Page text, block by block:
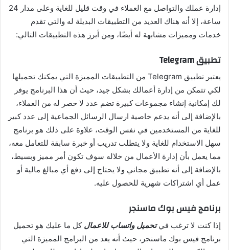
إدارة عملك والتواصل مع العملاء في وقت قليل للغاية وعلى مدار 24
ساعة، إلا أنه هناك العديد من التطبيقات البديلة له والتي تقدم
خدمات ومميزات مشابهة له أيضًا، ومن أبرز هذه التطبيقات التالي:
تطبيقTelegram
يعتبر تطبيق Telegram من التطبيقات المميزة التي يمكنك تحميلها
لكي تتمكن من إدارة أعمالك بشكل جيد، حيث أن هذا البرنامج يوفر
لك إمكانية إنشاء مجموعات كبيرة تضم عدد لا حصر له من العملاء،
بالإضافة إلى أنه يدعم خاصية ارسال الرسائل الجماعية إلى عدد كبير
للغاية من المستخدمين في نفس الوقت، علاوة على ذلك هو برنامج
سهل الاستخدام للغاية ولا يتطلب تدريب أو خبرة سابقة للتعامل معه،
مما يعمل بأن إدارة الأعمال من خلاله سوف تكون أمر مميز وبسيط،
بالإضافة إلى أنه تطبيق مجاني ولا يحتاج إلى دفع أي مبالغ مالية أو
عمل أي اشتراكات شهرية للحصول عليه.
برنامج فيس بوك ماسنجر
إذا كنت لا ترغب فيتحميل واتساب للاعمال كل ما عليك هو تحميل
برنامج فيس بوك ماسنجر، حيث أنه يعد من البرامج المميزة التي